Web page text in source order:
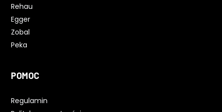
Rehau
Egger
Zobal
Peka
POMOC
Regulamin